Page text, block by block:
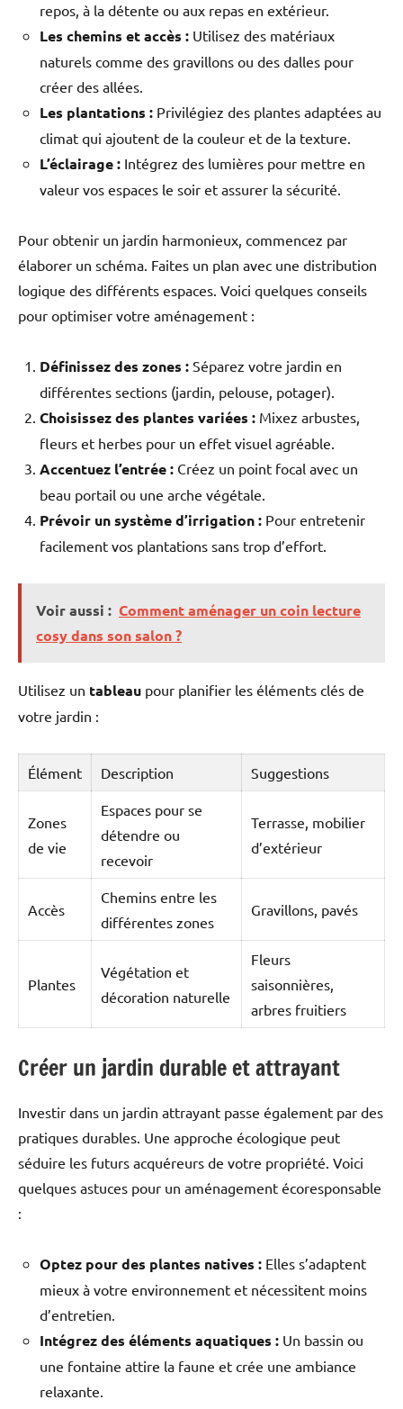
repos, à la détente ou aux repas en extérieur.
Les chemins et accès : Utilisez des matériaux
naturels comme des gravillons ou des dalles pour
créer des allées.
Les plantations : Privilégiez des plantes adaptées au
climat qui ajoutent de la couleur et de la texture.
L’éclairage : Intégrez des lumières pour mettre en
valeur vos espaces le soir et assurer la sécurité.
Pour obtenir un jardin harmonieux, commencez par
élaborer un schéma. Faites un plan avec une distribution
logique des différents espaces. Voici quelques conseils
pour optimiser votre aménagement :
Définissez des zones : Séparez votre jardin en
différentes sections (jardin, pelouse, potager).
Choisissez des plantes variées : Mixez arbustes,
fleurs et herbes pour un effet visuel agréable.
Accentuez l’entrée : Créez un point focal avec un
beau portail ou une arche végétale.
Prévoir un système d’irrigation : Pour entretenir
facilement vos plantations sans trop d’effort.
Voir aussi : Comment aménager un coin lecture
cosy dans son salon ?
Utilisez un tableau pour planifier les éléments clés de
votre jardin :
Élément Description Suggestions
Zones
de vie
Espaces pour se
détendre ou
recevoir
Terrasse, mobilier
d’extérieur
Accès
Chemins entre les
différentes zones
Gravillons, pavés
Plantes
Végétation et
décoration naturelle
Fleurs
saisonnières,
arbres fruitiers
Créer un jardin durable et attrayant
Investir dans un jardin attrayant passe également par des
pratiques durables. Une approche écologique peut
séduire les futurs acquéreurs de votre propriété. Voici
quelques astuces pour un aménagement écoresponsable
:
Optez pour des plantes natives : Elles s’adaptent
mieux à votre environnement et nécessitent moins
d’entretien.
Intégrez des éléments aquatiques : Un bassin ou
une fontaine attire la faune et crée une ambiance
relaxante.